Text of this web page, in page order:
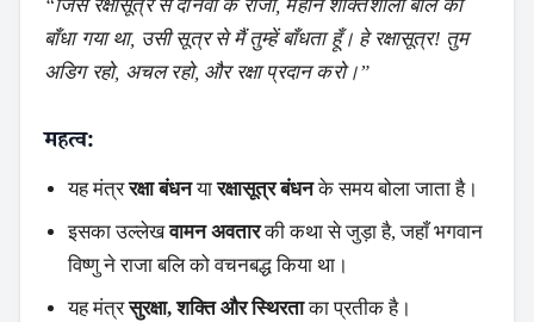
“जिस रक्षासूत्र से दानवों के राजा, महान शक्तिशाली बलि को
बाँधा गया था, उसी सूत्र से मैं तुम्हें बाँधता हूँ। हे रक्षासूत्र! तुम
अडिग रहो, अचल रहो, और रक्षा प्रदान करो।”
महत्व:
यह मंत्ररक्षा बंधनयारक्षासूत्र बंधनके समय बोला जाता है।
इसका उल्लेखवामन अवतारकी कथा से जुड़ा है, जहाँ भगवान
विष्णु ने राजा बलि को वचनबद्ध किया था।
यह मंत्रसुरक्षा, शक्ति और स्थिरताका प्रतीक है।